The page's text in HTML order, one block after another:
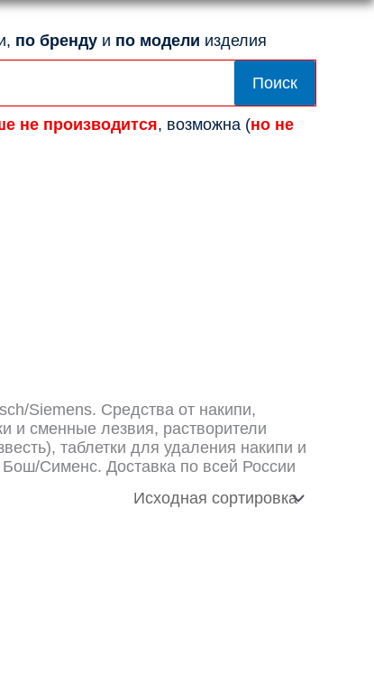
по бренду и по модели изделия
Поиск
не производится, возможна (но не
Siemens. Средства от накипи,
и сменные лезвия, растворители
таблетки для удаления накипи и
Сименс. Доставка по всей России